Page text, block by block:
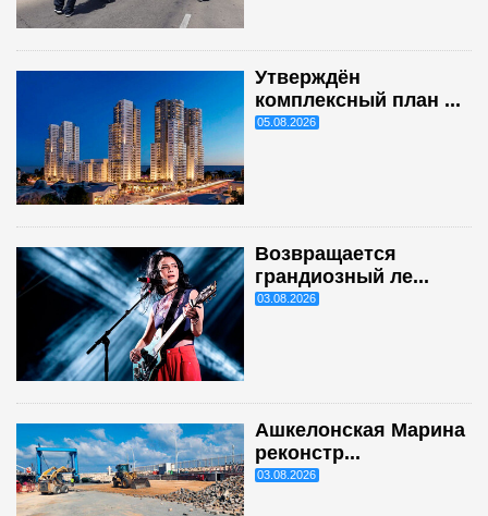
Утверждён
комплексный план ...
05.08.2026
Возвращается
грандиозный ле...
03.08.2026
Ашкелонская Марина
реконстр...
03.08.2026